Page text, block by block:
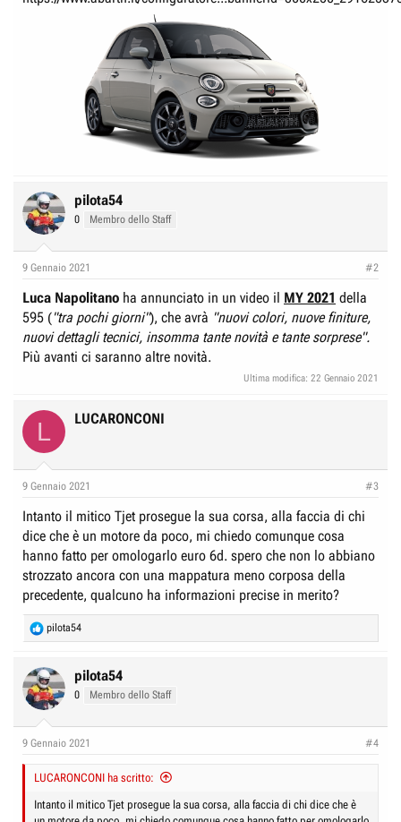
pilota54
0 Membro dello Staff
9 Gennaio 2021 #2
Luca Napolitano ha annunciato in un video il MY 2021 della
595 ("tra pochi giorni"), che avrà "nuovi colori, nuove finiture,
nuovi dettagli tecnici, insomma tante novità e tante sorprese".
Più avanti ci saranno altre novità.
Ultima modifica: 22 Gennaio 2021
L LUCARONCONI
9 Gennaio 2021 #3
Intanto il mitico Tjet prosegue la sua corsa, alla faccia di chi
dice che è un motore da poco, mi chiedo comunque cosa
hanno fatto per omologarlo euro 6d. spero che non lo abbiano
strozzato ancora con una mappatura meno corposa della
precedente, qualcuno ha informazioni precise in merito?
R
e
c
t
i
s
pilota54
pilota54
0 Membro dello Staff
9 Gennaio 2021 #4
LUCARONCONI ha scritto:
Intanto il mitico Tjet prosegue la sua corsa, alla faccia di chi dice che è